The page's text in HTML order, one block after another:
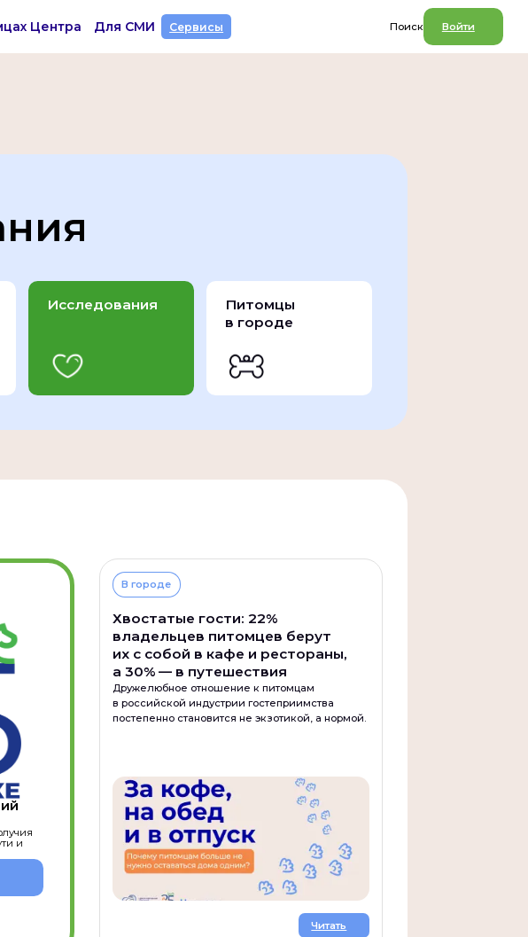
Центра Для СМИ Сервисы Поиск Войти
Исследования
Питомцы
в городе
и
Факториум: территория
научных фактов о питании
✓ ФАКТ или✕ МИФперед вами?
Проверьте свои знания!
к факториуму
В городе
Хвостатые гости: 22%
владельцев питомцев берут
их с собой в кафе и рестораны,
а 30% — в путешествия
Дружелюбное отношение к питомцам
в российской индустрии гостеприимства
постепенно становится не экзотикой, а нормой.
Читать